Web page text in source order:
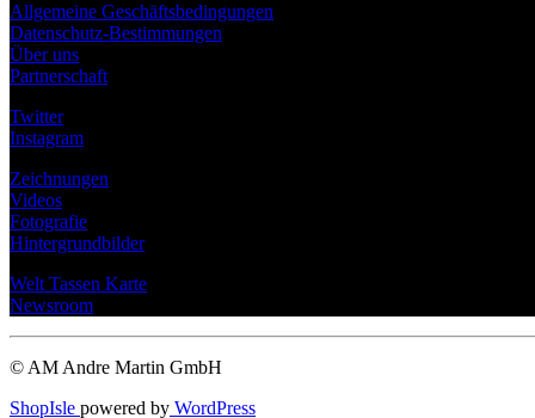
Allgemeine Geschäftsbedingungen
Datenschutz-Bestimmungen
Über uns
Partnerschaft
Twitter
Instagram
Zeichnungen
Videos
Fotografie
Hintergrundbilder
Welt Tassen Karte
Newsroom
© AM Andre Martin GmbH
ShopIsle powered by WordPress